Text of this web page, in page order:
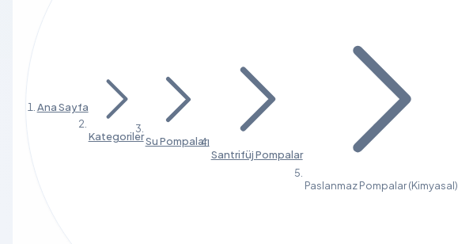
Ana Sayfa
KategorilerSu Pompaları
Santrifüj Pompalar
Paslanmaz Pompalar (Kimyasal)